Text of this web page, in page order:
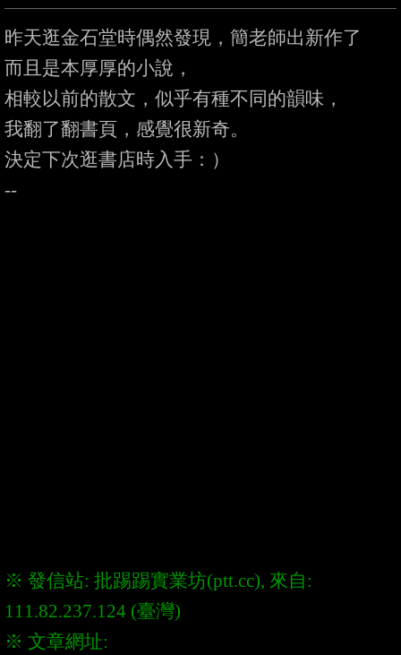
昨天逛金石堂時偶然發現，簡老師出新作了
而且是本厚厚的小說，
相較以前的散文，似乎有種不同的韻味，
我翻了翻書頁，感覺很新奇。
決定下次逛書店時入手：）
※ 發信站: 批踢踢實業坊(ptt.cc), 來自: